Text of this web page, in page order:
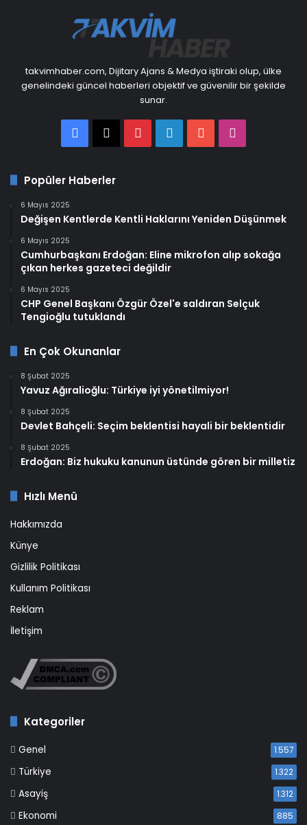
takvimhaber.com, Dijitary Ajans & Medya iştiraki olup, ülke
genelindeki güncel haberleri objektif ve güvenilir bir şekilde
sunar.
Facebook
X PinterestLinkedInYouTube
Popüler Haberler
6 Mayıs 2025
Değişen Kentlerde Kentli Haklarını Yeniden Düşünmek
6 Mayıs 2025
Cumhurbaşkanı Erdoğan: Eline mikrofon alıp sokağa
çıkan herkes gazeteci değildir
6 Mayıs 2025
CHP Genel Başkanı Özgür Özel'e saldıran Selçuk
Tengioğlu tutuklandı
En Çok Okunanlar
8 Şubat 2025
Yavuz Ağıralioğlu: Türkiye iyi yönetilmiyor!
8 Şubat 2025
Devlet Bahçeli: Seçim beklentisi hayali bir beklentidir
8 Şubat 2025
Erdoğan: Biz hukuku kanunun üstünde gören bir milletiz
Hızlı Menü
Hakkımızda
Künye
Gizlilik Politikası
Kullanım Politikası
Reklam
İletişim
Kategoriler
Genel 1.557
Türkiye 1.322
Asayiş 1.312
Ekonomi 885